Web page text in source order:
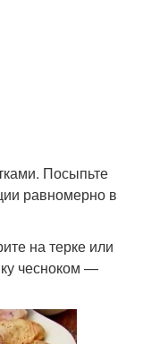
Посыпьте
равномерно в
на терке или
чесноком —